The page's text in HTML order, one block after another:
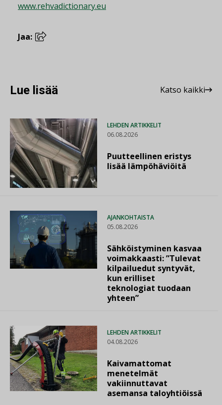
www.rehvadictionary.eu
Jaa:
Lue lisää Katso kaikki
LEHDEN ARTIKKELIT
06.08.2026
Puutteellinen eristys
lisää lämpöhäviöitä
AJANKOHTAISTA
05.08.2026
Sähköistyminen kasvaa
voimakkaasti: ”Tulevat
kilpailuedut syntyvät,
kun erilliset
teknologiat tuodaan
yhteen”
LEHDEN ARTIKKELIT
04.08.2026
Kaivamattomat
menetelmät
vakiinnuttavat
asemansa taloyhtiöissä